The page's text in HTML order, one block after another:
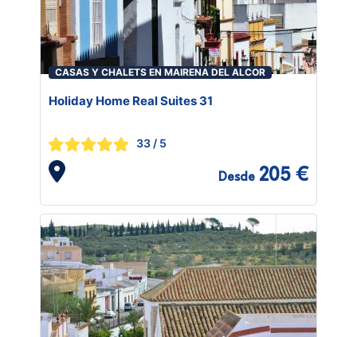
CASAS Y CHALETS EN MAIRENA DEL ALCOR
Holiday Home Real Suites 31
33 / 5
Desde 205 €